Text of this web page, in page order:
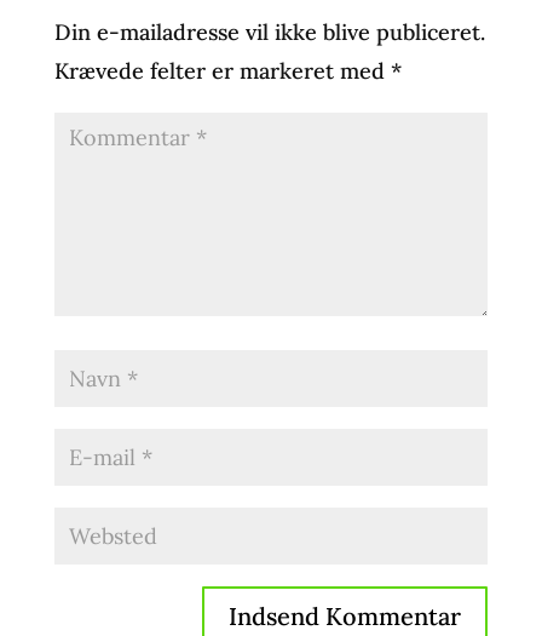
Din e-mailadresse vil ikke blive publiceret.
Krævede felter er markeret med *